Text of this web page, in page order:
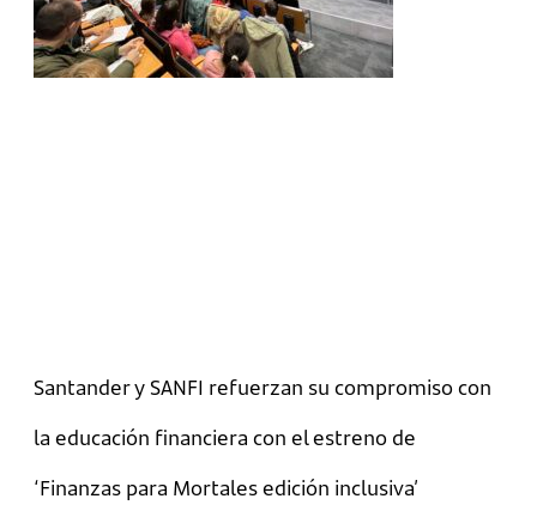
Santander y SANFI refuerzan su compromiso con
la educación financiera con el estreno de
‘Finanzas para Mortales edición inclusiva’